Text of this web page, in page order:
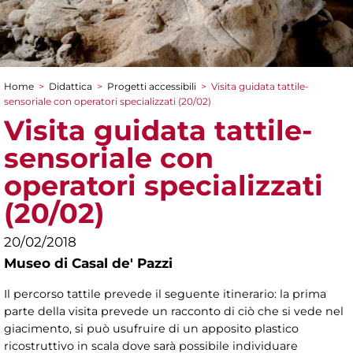
Tu sei qui
Home > Didattica > Progetti accessibili > Visita guidata tattile-
sensoriale con operatori specializzati (20/02)
Visita guidata tattile-
sensoriale con
operatori specializzati
(20/02)
20/02/2018
Museo di Casal de' Pazzi
Il percorso tattile prevede il seguente itinerario: la prima
parte della visita prevede un racconto di ciò che si vede nel
giacimento, si può usufruire di un apposito plastico
ricostruttivo in scala dove sarà possibile individuare